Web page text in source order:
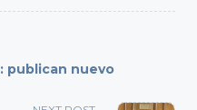
publican nuevo